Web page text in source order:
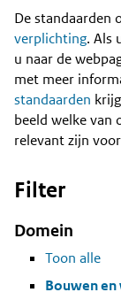
Content
De standaarden
verplichting. Als
u naar de
met meer
standaarden
beeld welke van
relevant zijn
Filter
Domein
Toon alle
Bouwen